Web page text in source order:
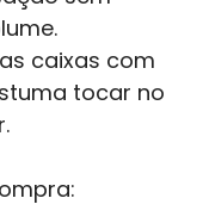
caixas com
tocar no